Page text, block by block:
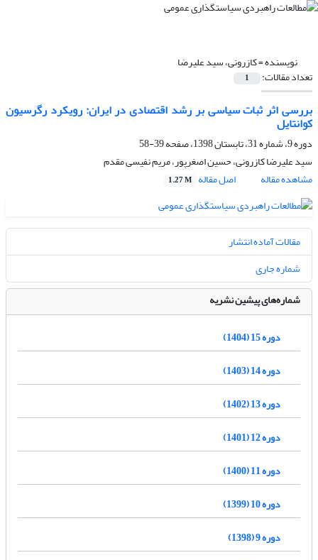
نویسنده =کازرونی، سید علیرضا
تعداد مقالات: 1
بررسی اثر ثبات سیاسی بر رشد اقتصادی در ایران: رویکرد رگرسیون
کوانتایل
دوره 9، شماره 31، تابستان 1398، صفحه
39-58
سید علیرضا کازرونی، حسین اصغرپور، مریم نفیسی مقدم
مشاهده مقاله
اصل مقاله 1.27 M
مقالات آماده انتشار
شماره جاری
شماره‌های پیشین نشریه
دوره 15 (1404)
دوره 14 (1403)
دوره 13 (1402)
دوره 12 (1401)
دوره 11 (1400)
دوره 10 (1399)
دوره 9 (1398)